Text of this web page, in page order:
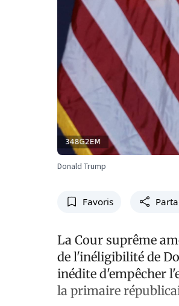
Donald Trump
Favoris
La Cour suprême
de l'inéligibilité de
inédite d'empêcher
la primaire